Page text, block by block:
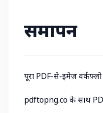
समापन
पूरा PDF-से-इमेज
pdftopng.coके साथ